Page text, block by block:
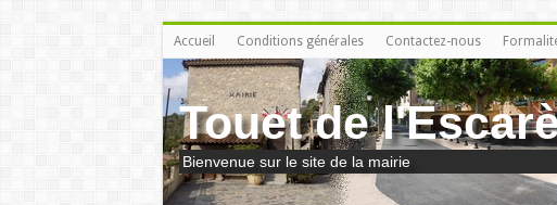
Accueil Conditions générales Contactez-nous
Touet de
Bienvenue sur le site de la mairie